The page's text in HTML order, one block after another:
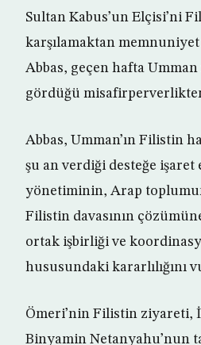
Sultan Kabus’un Elçisi’ni
karşılamaktan
Abbas, geçen hafta Umman
gördüğü
Abbas, Umman’ın Filistin
şu an verdiği desteğe
yönetiminin, Arap
Filistin davasının
ortak işbirliği ve
hususundaki kararlılığını
Ömeri’nin Filistin ziyareti,
Binyamin Netanyahu’nun